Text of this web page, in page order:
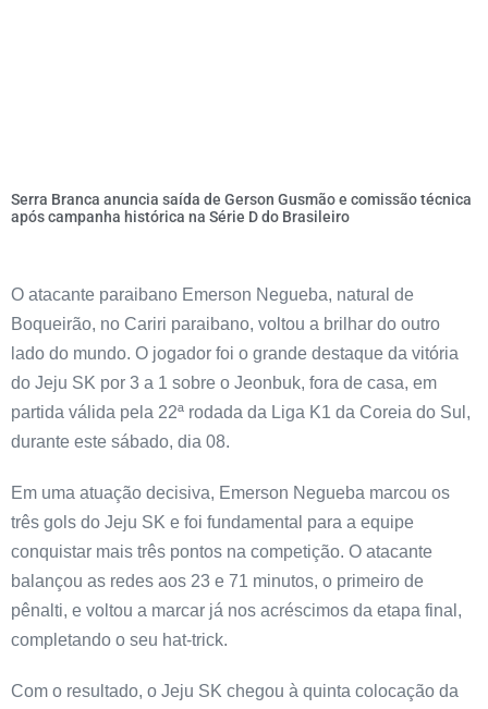
Serra Branca anuncia saída de Gerson Gusmão e comissão técnica
após campanha histórica na Série D do Brasileiro
O atacante paraibano Emerson Negueba, natural de
Boqueirão, no Cariri paraibano, voltou a brilhar do outro
lado do mundo. O jogador foi o grande destaque da vitória
do Jeju SK por 3 a 1 sobre o Jeonbuk, fora de casa, em
partida válida pela 22ª rodada da Liga K1 da Coreia do Sul,
durante este sábado, dia 08.
Em uma atuação decisiva, Emerson Negueba marcou os
três gols do Jeju SK e foi fundamental para a equipe
conquistar mais três pontos na competição. O atacante
balançou as redes aos 23 e 71 minutos, o primeiro de
pênalti, e voltou a marcar já nos acréscimos da etapa final,
completando o seu hat-trick.
Com o resultado, o Jeju SK chegou à quinta colocação da